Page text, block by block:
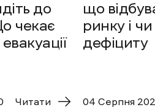
до
чекає
Читати
що
ринку і
дефіциту
04 Cерпня